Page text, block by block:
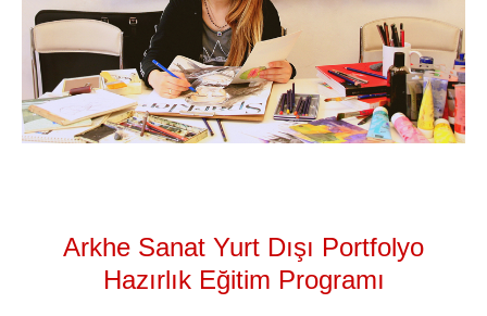
İLETİŞİM
Arkhe Sanat Yurt Dışı Portfolyo
Hazırlık Eğitim Programı